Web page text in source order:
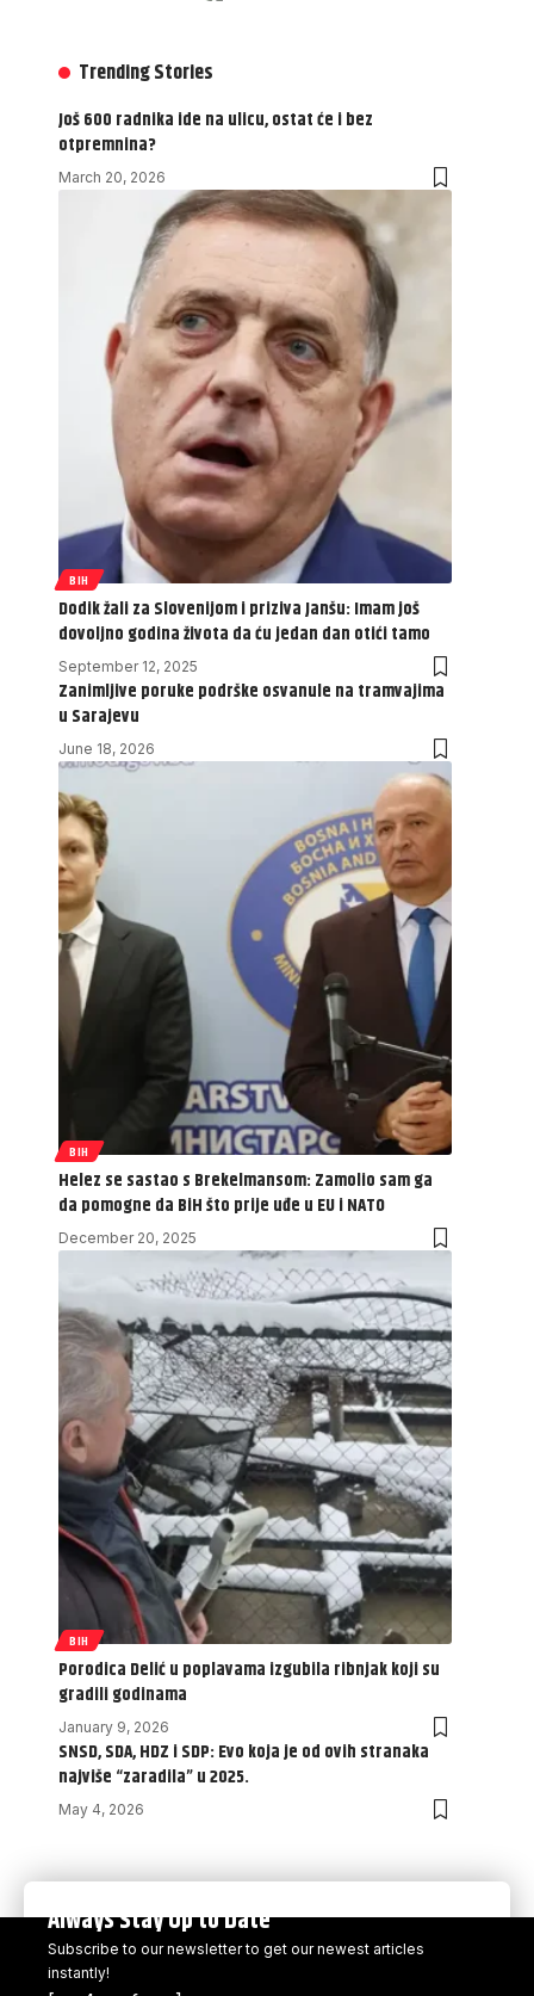
Trending Stories
Još 600 radnika ide na ulicu, ostat će i bez
otpremnina?
March 20, 2026
BIH
Dodik žali za Slovenijom i priziva Janšu: Imam još
dovoljno godina života da ću jedan dan otići tamo
September 12, 2025
Zanimljive poruke podrške osvanule na tramvajima
u Sarajevu
June 18, 2026
BIH
Helez se sastao s Brekelmansom: Zamolio sam ga
da pomogne da BiH što prije uđe u EU i NATO
December 20, 2025
BIH
Porodica Delić u poplavama izgubila ribnjak koji su
gradili godinama
January 9, 2026
SNSD, SDA, HDZ i SDP: Evo koja je od ovih stranaka
najviše “zaradila” u 2025.
May 4, 2026
Always Stay Up to Date
Subscribe to our newsletter to get our newest articles
instantly!